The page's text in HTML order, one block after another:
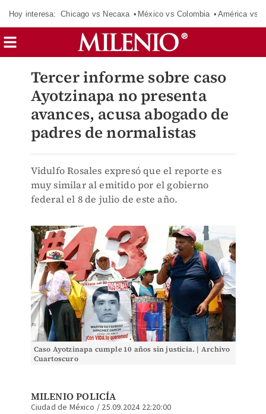
Hoy interesa: Chicago vs Necaxa México vs Colombia América vs
Tercer informe sobre caso
Ayotzinapa no presenta
avances, acusa abogado de
padres de normalistas
Vidulfo Rosales expresó que el reporte es
muy similar al emitido por el gobierno
federal el 8 de julio de este año.
Caso Ayotzinapa cumple 10 años sin justicia. | Archivo
Cuartoscuro
MILENIO POLICÍA
Ciudad de México / 25.09.2024 22:20:00